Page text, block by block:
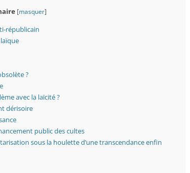
[masquer]
républicain
?
avec la laïcité ?
dérisoire
public des cultes
sous la houlette d’une transcendance enfin